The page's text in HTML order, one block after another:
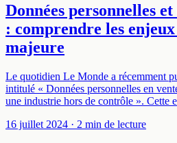
Données personnelles
: comprendre les enjeux
majeure
Le quotidien Le Monde a récemment
intitulé « Données personnelles en
une industrie hors de contrôle ». Cette
16 juillet 2024 · 2 min de lecture